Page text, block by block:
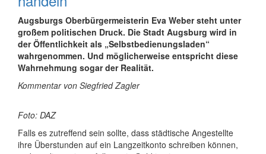
Augsburgs Oberbürgermeisterin Eva Weber steht unter
großem politischen Druck. Die Stadt Augsburg wird in
der Öffentlichkeit als „Selbstbedienungsladen“
wahrgenommen. Und möglicherweise entspricht diese
Wahrnehmung sogar der Realität.
Kommentar von Siegfried Zagler
Foto: DAZ
Falls es zutreffend sein sollte, dass städtische Angestellte
ihre Überstunden auf ein Langzeitkonto schreiben können,